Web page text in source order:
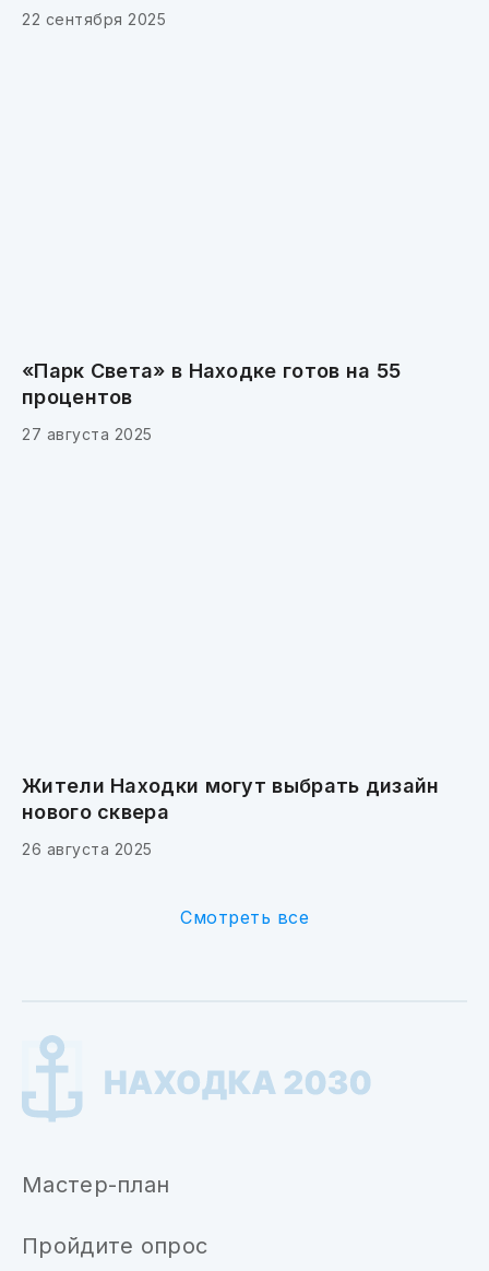
22 сентября 2025
«Парк Света» в Находке готов на 55
процентов
27 августа 2025
Жители Находки могут выбрать дизайн
нового сквера
26 августа 2025
Смотреть все
Мастер-план
Пройдите опрос